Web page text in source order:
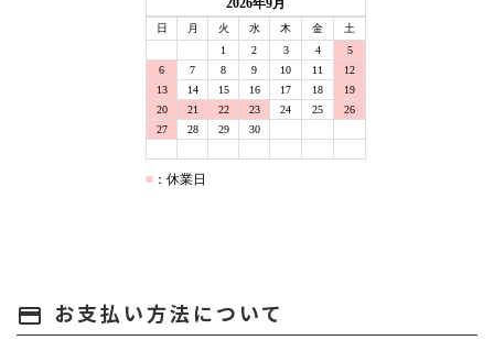
payment お支払い方法について